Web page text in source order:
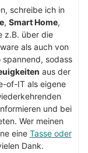
schreibe ich in
, Smart Home,
z.B. über die
als auch von
spannend, sodass
aus der
of-IT als eigene
und bei
Wer meinen
eine Tasse oder
Dank.